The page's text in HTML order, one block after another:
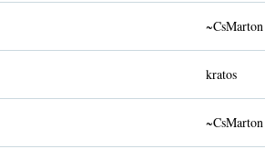
~CsMarton
kratos
~CsMarton